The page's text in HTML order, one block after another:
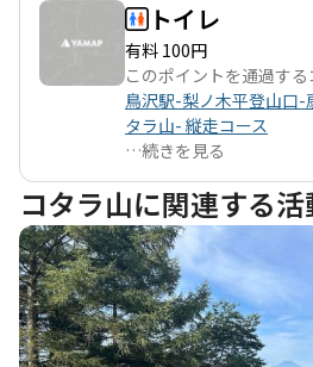
トイレ
有料 100円
このポイントを通過する
鳥沢駅-梨ノ木平登山口
タラ山- 縦走コース
…続きを見る
コタラ山に関連する